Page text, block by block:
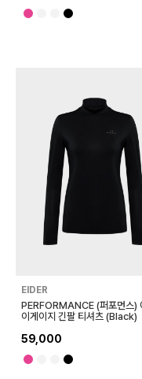
EIDER
PERFORMANCE (퍼포먼스)
이게이지 긴팔 티셔츠 (Black)
59,000